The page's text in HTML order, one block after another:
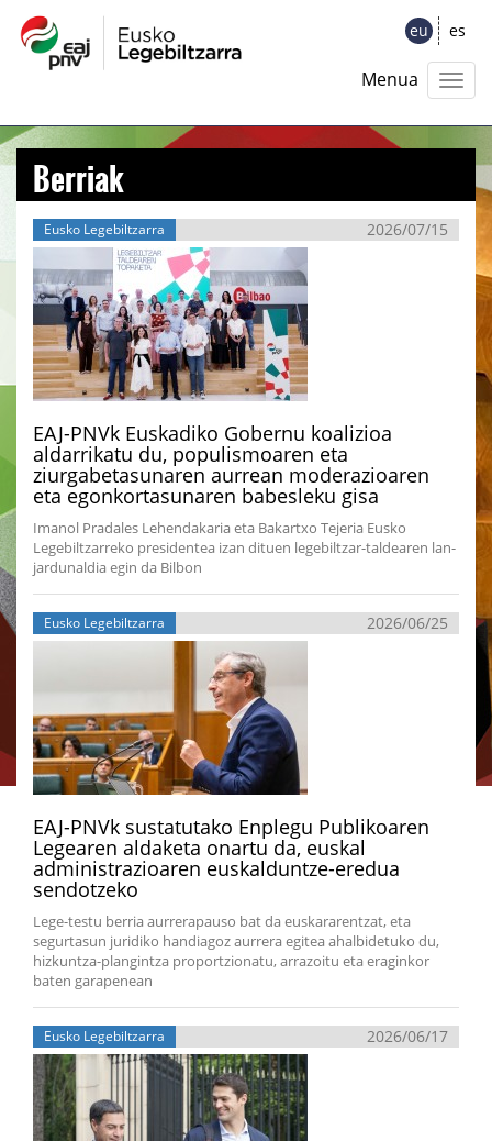
eu es
Menua
Berriak
Eusko Legebiltzarra 2026/07/15
EAJ-PNVk Euskadiko Gobernu koalizioa
aldarrikatu du, populismoaren eta
ziurgabetasunaren aurrean moderazioaren
eta egonkortasunaren babesleku gisa
Imanol Pradales Lehendakaria eta Bakartxo Tejeria Eusko
Legebiltzarreko presidentea izan dituen legebiltzar-taldearen lan-
jardunaldia egin da Bilbon
Eusko Legebiltzarra 2026/06/25
EAJ-PNVk sustatutako Enplegu Publikoaren
Legearen aldaketa onartu da, euskal
administrazioaren euskalduntze-eredua
sendotzeko
Lege-testu berria aurrerapauso bat da euskararentzat, eta
segurtasun juridiko handiagoz aurrera egitea ahalbidetuko du,
hizkuntza-plangintza proportzionatu, arrazoitu eta eraginkor
baten garapenean
Eusko Legebiltzarra 2026/06/17